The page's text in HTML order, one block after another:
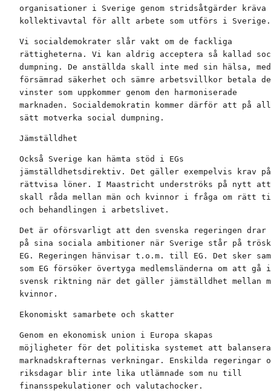
organisationer i Sverige genom stridsåtgärder kräva
kollektivavtal för allt arbete som utförs i Sverige.
Vi socialdemokrater slår vakt om de fackliga
rättigheterna. Vi kan aldrig acceptera så kallad
dumpning. De anställda skall inte med sin hälsa, med
försämrad säkerhet och sämre arbetsvillkor betala de
vinster som uppkommer genom den harmoniserade
marknaden. Socialdemokratin kommer därför att på
sätt motverka social dumpning.
Jämställdhet
Också Sverige kan hämta stöd i EGs
jämställdhetsdirektiv. Det gäller exempelvis krav på
rättvisa löner. I Maastricht underströks på nytt
skall råda mellan män och kvinnor i fråga om rätt
och behandlingen i arbetslivet.
Det är oförsvarligt att den svenska regeringen drar
på sina sociala ambitioner när Sverige står på
EG. Regeringen hänvisar t.o.m. till EG. Det sker
som EG försöker övertyga medlemsländerna om att gå i
svensk riktning när det gäller jämställdhet mellan
kvinnor.
Ekonomiskt samarbete och skatter
Genom en ekonomisk union i Europa skapas
möjligheter för det politiska systemet att balansera
marknadskrafternas verkningar. Enskilda regeringar
riksdagar blir inte lika utlämnade som nu till
finansspekulationer och valutachocker.